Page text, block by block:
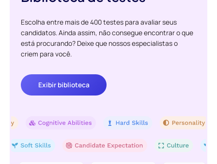
Escolha entre mais de 400 testes para avaliar seus
candidatos. Ainda assim, não consegue encontrar o que
está procurando? Deixe que nossos especialistas o
criem para você.
Exibir biblioteca